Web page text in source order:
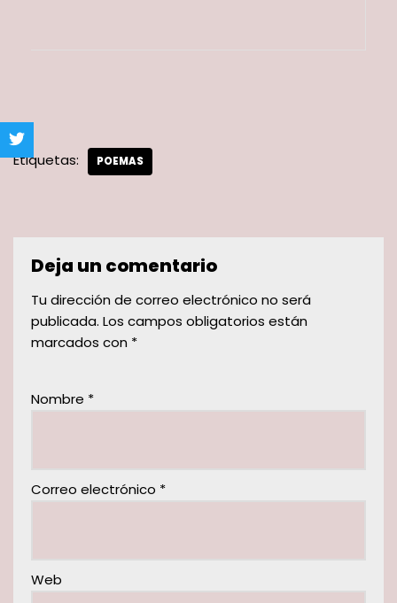
Etiquetas: POEMAS
Deja un comentario
Tu dirección de correo electrónico no será
publicada. Los campos obligatorios están
marcados con *
Nombre *
Correo electrónico *
Web